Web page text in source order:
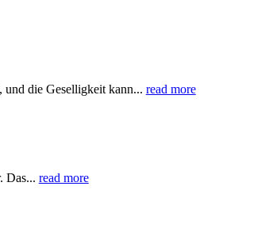
die Geselligkeit kann... read more
Das... read more